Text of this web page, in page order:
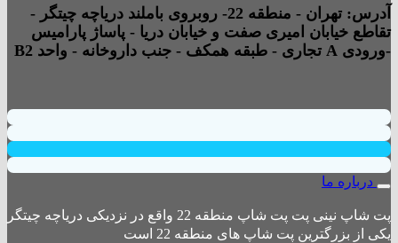
آدرس: تهران - منطقه 22- روبروی باملند دریاچه چیتگر -
تقاطع خیابان امیری صفت و خیابان دریا - پاساژ پارامیس
-ورودی A تجاری - طبقه همکف - جنب داروخانه - واحد B2
درباره ما
پت شاپ نینی پت پت شاپ منطقه 22 واقع در نزدیکی دریاچه چیتگر
یکی از بزرگترین پت شاپ های منطقه 22 است